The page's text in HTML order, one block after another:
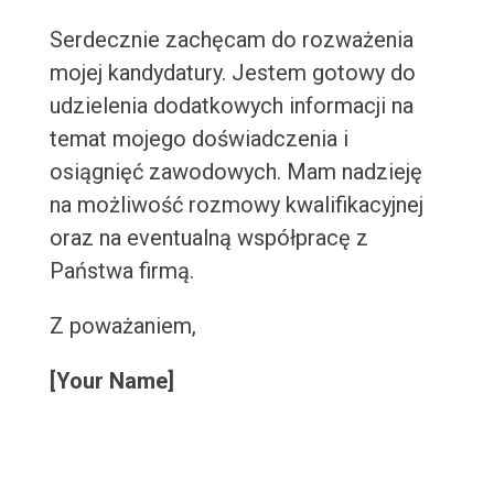
Serdecznie zachęcam do rozważenia
mojej kandydatury. Jestem gotowy do
udzielenia dodatkowych informacji na
temat mojego doświadczenia i
osiągnięć zawodowych. Mam nadzieję
na możliwość rozmowy kwalifikacyjnej
oraz na eventualną współpracę z
Państwa firmą.
Z poważaniem,
[Your Name]